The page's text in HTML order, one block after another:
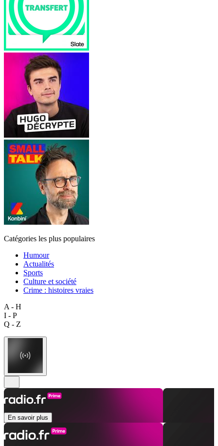
Catégories les plus populaires
Humour
Actualités
Sports
Culture et société
Crime : histoires vraies
A - H
I - P
Q - Z
En savoir plus